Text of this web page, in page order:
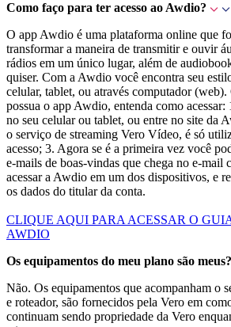
Como faço para ter acesso ao Awdio?
O app Awdio é uma plataforma online que
transformar a maneira de transmitir e ouvir
rádios em um único lugar, além de
quiser. Com a Awdio você encontra seu
celular, tablet, ou através computador
possua o app Awdio, entenda como
no seu celular ou tablet, ou entre no site da
o serviço de streaming Vero Vídeo, é só
acesso; 3. Agora se é a primeira vez você
e-mails de boas-vindas que chega no e-mail
acessar a Awdio em um dos dispositivos, e
os dados do titular da conta.
CLIQUE AQUI PARA ACESSAR O
AWDIO
Os equipamentos do meu plano são meus?
Não. Os equipamentos que acompanham o
e roteador, são fornecidos pela Vero em
continuam sendo propriedade da Vero